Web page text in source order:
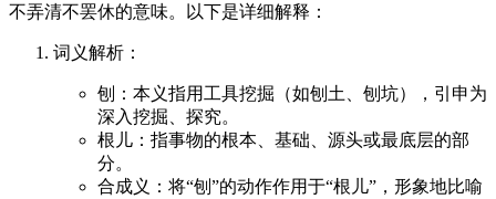
不弄清不罢休的意味。以下是详细解释：
词义解析：
刨：本义指用工具挖掘（如刨土、刨坑），引申为
深入挖掘、探究。
根儿：指事物的根本、基础、源头或最底层的部
分。
合成义：将“刨”的动作作用于“根儿”，形象地比喻